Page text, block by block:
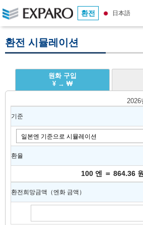
환전 日本語
환전 시뮬레이션
원화 구입
¥ → ₩
기준
환율
100 엔 ＝ 864.36 원
환전희망금액（엔화 금액）